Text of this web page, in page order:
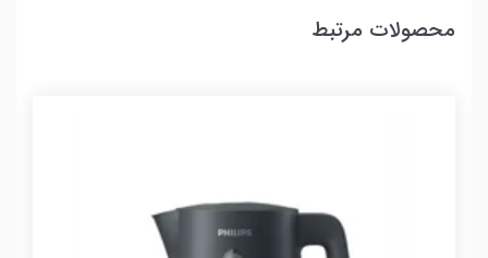
محصولات مرتبط